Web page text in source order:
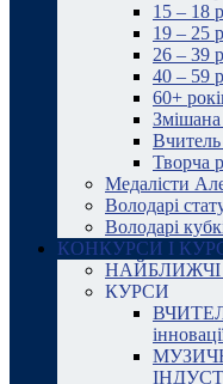
15 – 18
19 – 25
26 – 39
40 – 59
60+
Змішана
Творча
Медалісти
Володарі
Володарі
КОНКУРСИ І
КУРСИ